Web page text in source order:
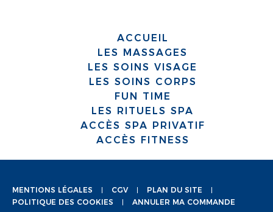
ACCUEIL
LES MASSAGES
LES SOINS VISAGE
LES SOINS CORPS
FUN TIME
LES RITUELS SPA
ACCÈS SPA PRIVATIF
ACCÈS FITNESS
MENTIONS LÉGALES CGV
PLAN DU SITE
POLITIQUE DES COOKIES
ANNULER MA COMMANDE